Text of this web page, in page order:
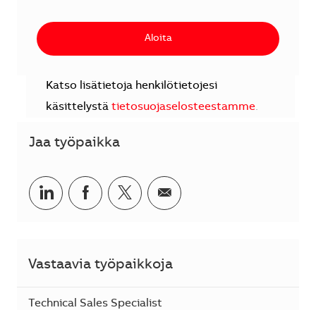
Aloita
Katso lisätietoja henkilötietojesi
käsittelystä tietosuojaselosteestamme.
Jaa työpaikka
Jaa LinkedInissä
Jaa Facebookissa
Jaa Twitterissä
Jaa sähköpostilla
Vastaavia työpaikkoja
Technical Sales Specialist